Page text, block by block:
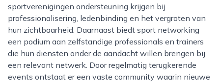
sportverenigingen ondersteuning krijgen bij
professionalisering, ledenbinding en het vergroten van
hun zichtbaarheid. Daarnaast biedt sport networking
een podium aan zelfstandige professionals en trainers
die hun diensten onder de aandacht willen brengen bij
een relevant netwerk. Door regelmatig terugkerende
events ontstaat er een vaste community waarin nieuwe